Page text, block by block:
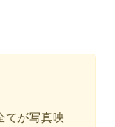
てが写真映